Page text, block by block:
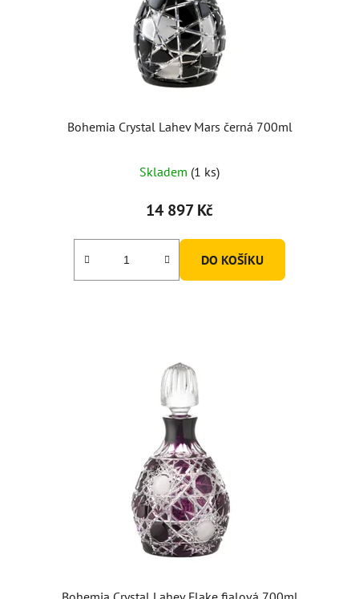
Bohemia Crystal Lahev Mars černá 700ml
Skladem (1 ks)
14 897 Kč
DO KOŠÍKU